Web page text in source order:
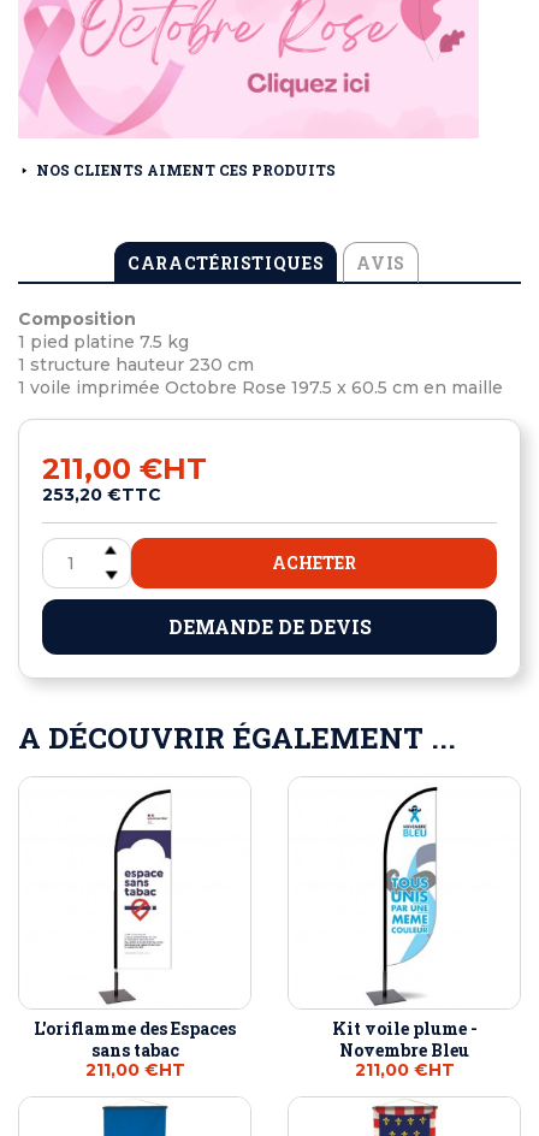
NOS CLIENTS AIMENT CES PRODUITS
CARACTÉRISTIQUES AVIS
Composition
1 pied platine 7.5 kg
1 structure hauteur 230 cm
1 voile imprimée Octobre Rose 197.5 x 60.5 cm en maille
211,00 €HT
253,20 €TTC
ACHETER
DEMANDE DE DEVIS
A DÉCOUVRIR ÉGALEMENT ...
L'oriflamme des Espaces
sans tabac
211,00 €HT
Kit voile plume -
Novembre Bleu
211,00 €HT